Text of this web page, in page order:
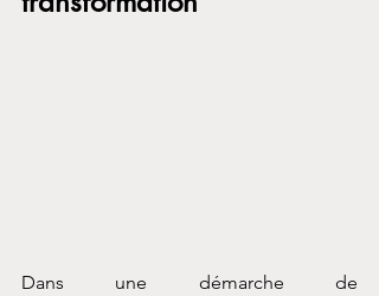
Dans une démarche de